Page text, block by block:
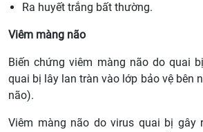
Ra huyết trắng bất thường.
Viêm màng não
Biến chứng viêm màng não do quai
quai bị lây lan tràn vào lớp bảo vệ bên
não).
Viêm màng não do virus quai bị gây